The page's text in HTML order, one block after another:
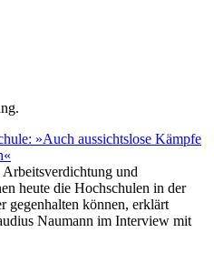
»Auch aussichtslose Kämpfe
und
heute die Hochschulen in der
gegenhalten können, erklärt
Naumann im Interview mit